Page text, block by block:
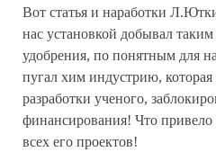
Вот статья и наработки
нас установкой добывал
удобрения, по понятным для
пугал хим индустрию,
разработки ученого,
финансирования! Что
всех его проектов!